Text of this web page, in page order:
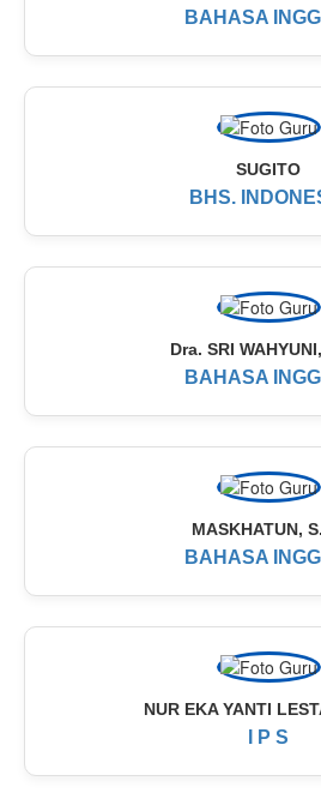
BAHASA
SUGITO
BHS.
Dra. SRI
BAHASA
MASKHATUN,
BAHASA
NUR EKA YANTI
I P S